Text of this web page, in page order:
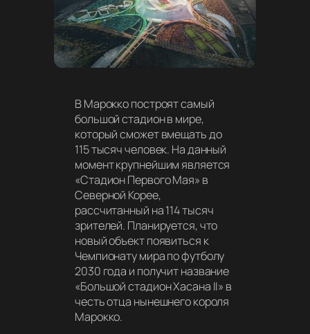
В Марокко построят самый
большой стадион в мире,
который сможет вмещать до
115 тысяч человек. На данный
момент крупнейшим является
«Стадион Первого Мая» в
Северной Корее,
рассчитанный на 114 тысяч
зрителей. Планируется, что
новый объект появиться к
Чемпионату мира по футболу
2030 года и получит название
«Большой стадион Хасана II» в
честь отца нынешнего короля
Марокко.